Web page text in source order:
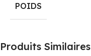
POIDS
Produits Similaires